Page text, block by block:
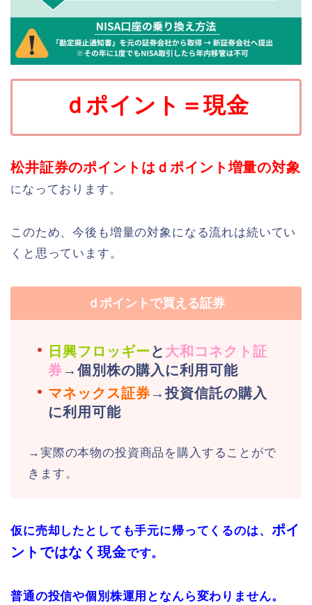
ｄポイント＝現金
松井証券のポイントはｄポイント増量の対象
に なっております。
このため、今後も増量の対象になる流れは続いてい
くと思っています。
ｄポイントで買える証券
日興フロッギー と 大和コネクト証
券 →個別株の購入に利用可能
マネックス証券 →投資信託の購入
に利用可能
→実際の本物の投資商品を購入することがで
きます。
仮に売却したとしても手元に帰ってくるのは、 ポイ
ントではなく現金です。
普通の投信や個別株運用となんら変わりません。